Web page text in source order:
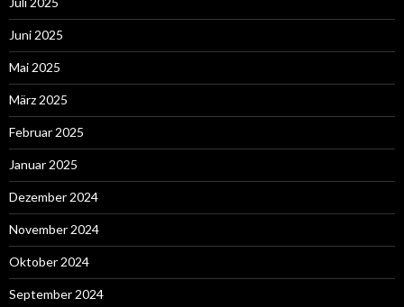
Juni 2025
Mai 2025
März 2025
Februar 2025
Januar 2025
Dezember 2024
November 2024
Oktober 2024
September 2024